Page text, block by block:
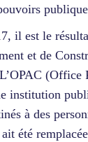
il est le
et de
(Office
institution
à des
été